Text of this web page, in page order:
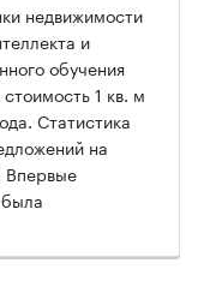
недвижимости
и
обучения
1 кв. м
Статистика
на
Впервые